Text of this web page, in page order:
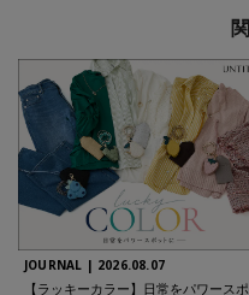
JOURNAL | 2026.08.07
【ラッキーカラー】日常をパワース